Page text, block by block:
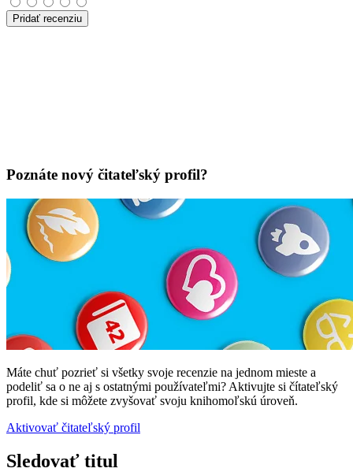
Pridať recenziu
Poznáte nový čitateľský profil?
Máte chuť pozrieť si všetky svoje recenzie na jednom mieste a
podeliť sa o ne aj s ostatnými používateľmi? Aktivujte si čítateľský
profil, kde si môžete zvyšovať svoju knihomoľskú úroveň.
Aktivovať čitateľský profil
Sledovať titul